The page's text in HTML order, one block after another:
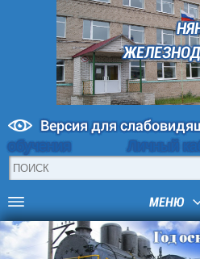
Версия для
обучения
Личный
МЕНЮ